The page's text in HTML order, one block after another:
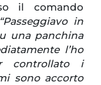
il comando
“Passeggiavo in
una panchina
l’ho
controllato i
sono accorto